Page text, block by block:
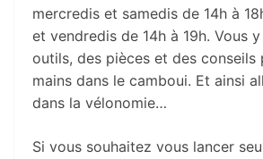
mercredis et samedis de 14h à
et vendredis de 14h à 19h. Vous
outils, des pièces et des conseils
mains dans le camboui. Et ainsi
dans la vélonomie…
Si vous souhaitez vous lancer